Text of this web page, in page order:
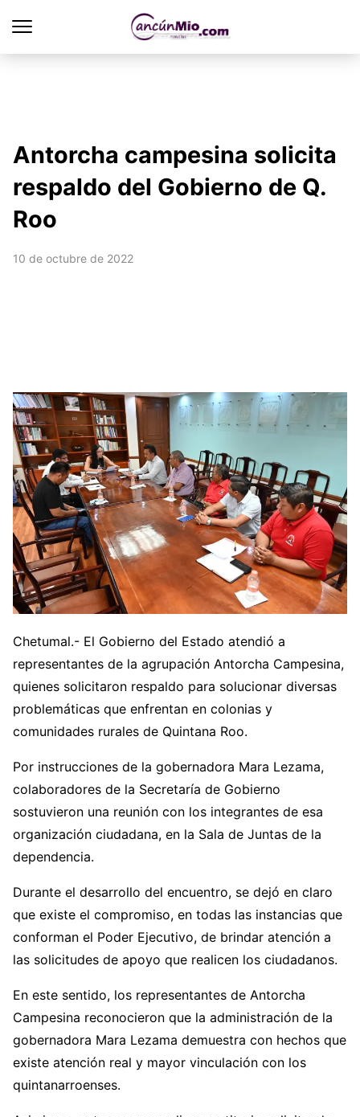
Antorcha campesina solicita
respaldo del Gobierno de Q.
Roo
10 de octubre de 2022
Chetumal.- El Gobierno del Estado atendió a
representantes de la agrupación Antorcha Campesina,
quienes solicitaron respaldo para solucionar diversas
problemáticas que enfrentan en colonias y
comunidades rurales de Quintana Roo.
Por instrucciones de la gobernadora Mara Lezama,
colaboradores de la Secretaría de Gobierno
sostuvieron una reunión con los integrantes de esa
organización ciudadana, en la Sala de Juntas de la
dependencia.
Durante el desarrollo del encuentro, se dejó en claro
que existe el compromiso, en todas las instancias que
conforman el Poder Ejecutivo, de brindar atención a
las solicitudes de apoyo que realicen los ciudadanos.
En este sentido, los representantes de Antorcha
Campesina reconocieron que la administración de la
gobernadora Mara Lezama demuestra con hechos que
existe atención real y mayor vinculación con los
quintanarroenses.